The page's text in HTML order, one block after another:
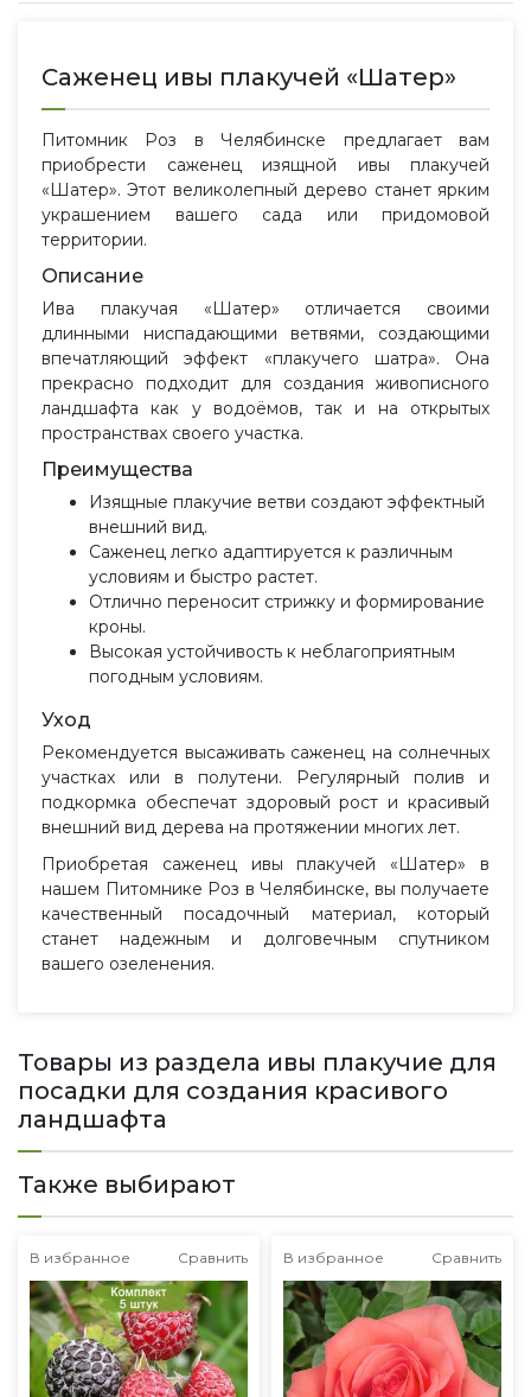
Саженец ивы плакучей «Шатер»
Питомник Роз в Челябинске предлагает вам
приобрести саженец изящной ивы плакучей
«Шатер». Этот великолепный дерево станет ярким
украшением вашего сада или придомовой
территории.
Описание
Ива плакучая «Шатер» отличается своими
длинными ниспадающими ветвями, создающими
впечатляющий эффект «плакучего шатра». Она
прекрасно подходит для создания живописного
ландшафта как у водоёмов, так и на открытых
пространствах своего участка.
Преимущества
Изящные плакучие ветви создают эффектный
внешний вид.
Саженец легко адаптируется к различным
условиям и быстро растет.
Отлично переносит стрижку и формирование
кроны.
Высокая устойчивость к неблагоприятным
погодным условиям.
Уход
Рекомендуется высаживать саженец на солнечных
участках или в полутени. Регулярный полив и
подкормка обеспечат здоровый рост и красивый
внешний вид дерева на протяжении многих лет.
Приобретая саженец ивы плакучей «Шатер» в
нашем Питомнике Роз в Челябинске, вы получаете
качественный посадочный материал, который
станет надежным и долговечным спутником
вашего озеленения.
Товары из раздела ивы плакучие для
посадки для создания красивого
ландшафта
Также выбирают
В избранное Сравнить В избранное Сравнить